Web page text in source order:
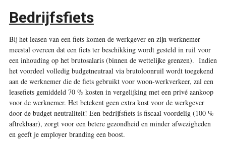
Bedrijfsfiets
Bij het leasen van een fiets komen de werkgever en zijn werknemer
meestal overeen dat een fiets ter beschikking wordt gesteld in ruil voor
een inhouding op het brutosalaris (binnen de wettelijke grenzen). Indien
het voordeel volledig budgetneutraal via brutoloonruil wordt toegekend
aan de werknemer die de fiets gebruikt voor woon-werkverkeer, zal een
leasefiets gemiddeld 70 % kosten in vergelijking met een privé aankoop
voor de werknemer. Het betekent geen extra kost voor de werkgever
door de budget neutraliteit! Een bedrijfsfiets is fiscaal voordelig (100 %
aftrekbaar), zorgt voor een betere gezondheid en minder afwezigheden
en geeft je employer branding een boost.